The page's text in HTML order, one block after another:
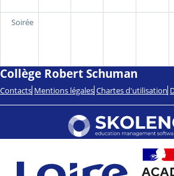
Soirée
Collège Robert Schuman
Contacts Mentions légales Chartes d'utilisation